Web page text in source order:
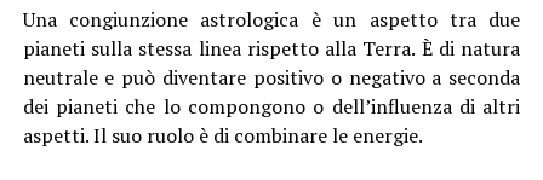
Una congiunzione astrologica è un aspetto tra due
pianeti sulla stessa linea rispetto alla Terra. È di natura
neutrale e può diventare positivo o negativo a seconda
dei pianeti che lo compongono o dell’influenza di altri
aspetti. Il suo ruolo è di combinare le energie.